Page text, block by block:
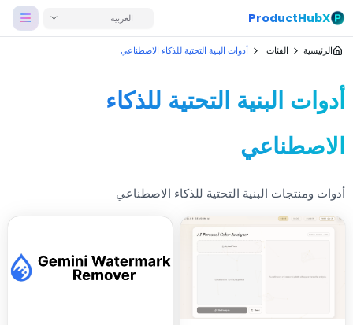
ProductHubX العربية
الرئيسية الفئات أدوات البنية التحتية للذكاء الاصطناعي
أدوات البنية التحتية للذكاء
الاصطناعي
أدوات ومنتجات البنية التحتية للذكاء الاصطناعي